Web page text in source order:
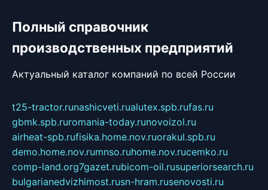
Полный справочник
производственных предприятий
Актуальный каталог компаний по всей России
t25-tractor.runashicveti.rualutex.spb.rufas.ru
gbmk.spb.ruromania-today.runovoizol.ru
airheat-spb.rufisika.home.nov.ruorakul.spb.ru
demo.home.nov.rumnso.ruhome.nov.rucemko.ru
comp-land.org7gazet.rubicom-oil.rusuperiorsearch.ru
bulgarianedvizhimost.rusn-hram.rusenovosti.ru